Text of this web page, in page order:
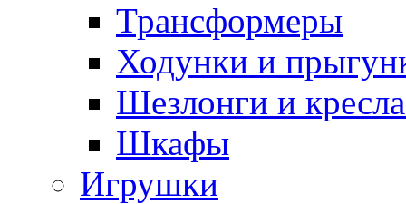
Трансформеры
Ходунки и
Шезлонги и
Шкафы
Игрушки